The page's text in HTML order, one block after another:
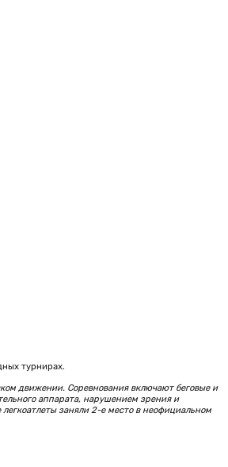
турнирах.
движении. Соревнования включают беговые и
аппарата, нарушением зрения и
заняли 2-е место в неофициальном